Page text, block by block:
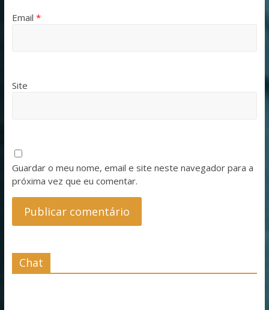
Email *
Site
Guardar o meu nome, email e site neste navegador para a
próxima vez que eu comentar.
Chat